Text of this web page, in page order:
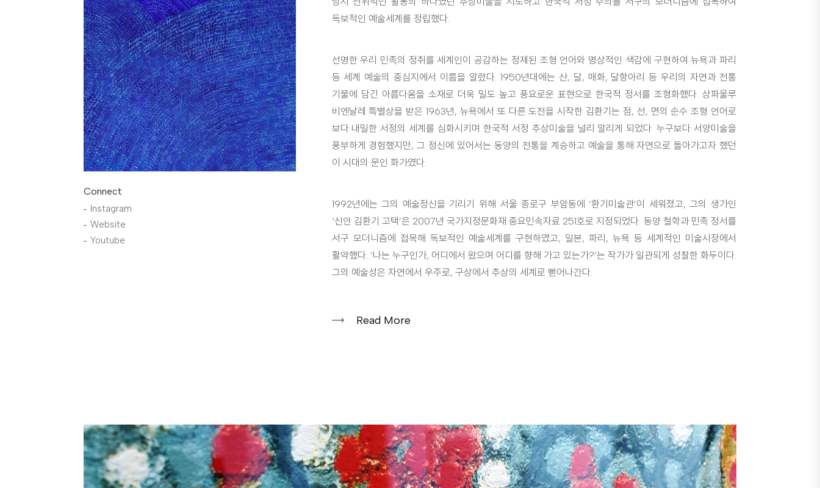
Connect
Instagram
Website
Youtube
독보적인 예술세계를 정립했다.
선명한 우리 민족의 정취를 세계인이 공감하는 정제된 조형 언어와 명상적인 색감에 구현하여 뉴욕과 파리
등 세계 예술의 중심지에서 이름을 알렸다. 1950년대에는 산, 달, 매화, 달항아리 등 우리의 자연과 전통
기물에 담긴 아름다움을 소재로 더욱 밀도 높고 풍요로운 표현으로 한국적 정서를 조형화했다. 상파울루
비엔날레 특별상을 받은 1963년, 뉴욕에서 또 다른 도전을 시작한 김환기는 점, 선, 면의 순수 조형 언어로
보다 내밀한 서정의 세계를 심화시키며 한국적 서정 추상미술을 널리 알리게 되었다. 누구보다 서양미술을
풍부하게 경험했지만, 그 정신에 있어서는 동양의 전통을 계승하고 예술을 통해 자연으로 돌아가고자 했던
이 시대의 문인 화가였다.
1992년에는 그의 예술정신을 기리기 위해 서울 종로구 부암동에 ‘환기미술관’이 세워졌고, 그의 생가인
‘신안 김환기 고택’은 2007년 국가지정문화재 중요민속자료 251호로 지정되었다. 동양 철학과 민족 정서를
서구 모더니즘에 접목해 독보적인 예술세계를 구현하였고, 일본, 파리, 뉴욕 등 세계적인 미술시장에서
활약했다. ‘나는 누구인가, 어디에서 왔으며 어디를 향해 가고 있는가?’는 작가가 일관되게 성찰한 화두이다.
그의 예술성은 자연에서 우주로, 구상에서 추상의 세계로 뻗어나간다.
Read More